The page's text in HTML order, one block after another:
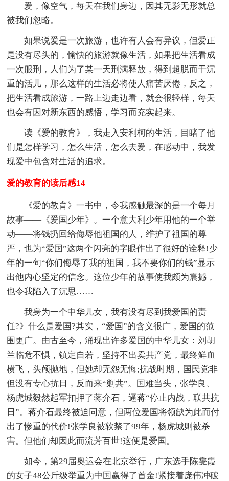
爱，像空气，每天在我们身边，因其无影无形就总
被我们忽略。
如果说爱是一次旅游，也许有人会有异议，但爱正
是没有尽头的，愉快的旅游就像生活，如果把生活看成
一次服刑，人们为了某一天刑满释放，得到超脱而干沉
重的活儿，那么这样的生活必将使人痛苦厌倦，反之，
把生活看成旅游，一路上边走边看，就会很轻样，每天
也会有因对新东西的感悟，学习而充实起来。
读《爱的教育》，我走入安利柯的生活，目睹了他
们是怎样学习，怎么生活，怎么去爱，在感动中，我发
现爱中包含对生活的追求。
爱的教育的读后感14
《爱的教育》一书中，令我感触最深的是一个每月
故事——《爱国少年》。一个意大利少年用他的一个举
动——将钱扔回给侮辱他祖国的人，维护了祖国的尊
严，也为“爱国”这两个闪亮的字眼作出了很好的诠释!少
年的一句“你们侮辱了我的祖国，我不要你们的钱”显示
出他内心坚定的信念。这位少年的故事使我颇为震撼，
也令我陷入了沉思……
我身为一个中华儿女，我有没有尽到我爱国的责
任?》什么是爱国?其实，“爱国”的含义很广，爱国的范
围更广。由古至今，涌现出许多爱国的中华儿女：刘胡
兰临危不惧，镇定自若，坚持不出卖共产党，最终鲜血
横飞，头颅抛地，但她却无怨无悔;抗战时期，国民党非
但没有专心抗日，反而来“剿共”。国难当头，张学良、
杨虎城毅然起军扣押了蒋介石，逼蒋“停止内战，联共抗
日”。蒋介石最终被迫同意，但两位爱国将领缺为此而付
出了惨重的代价!张学良被软禁了99年，杨虎城则被杀
害。但他们却因此而流芳百世!这便是爱国。
如今，第29届奥运会在北京举行，广东选手陈燮霞
的女子48公斤级举重为中国赢得了首金!紧接着庞伟冲破